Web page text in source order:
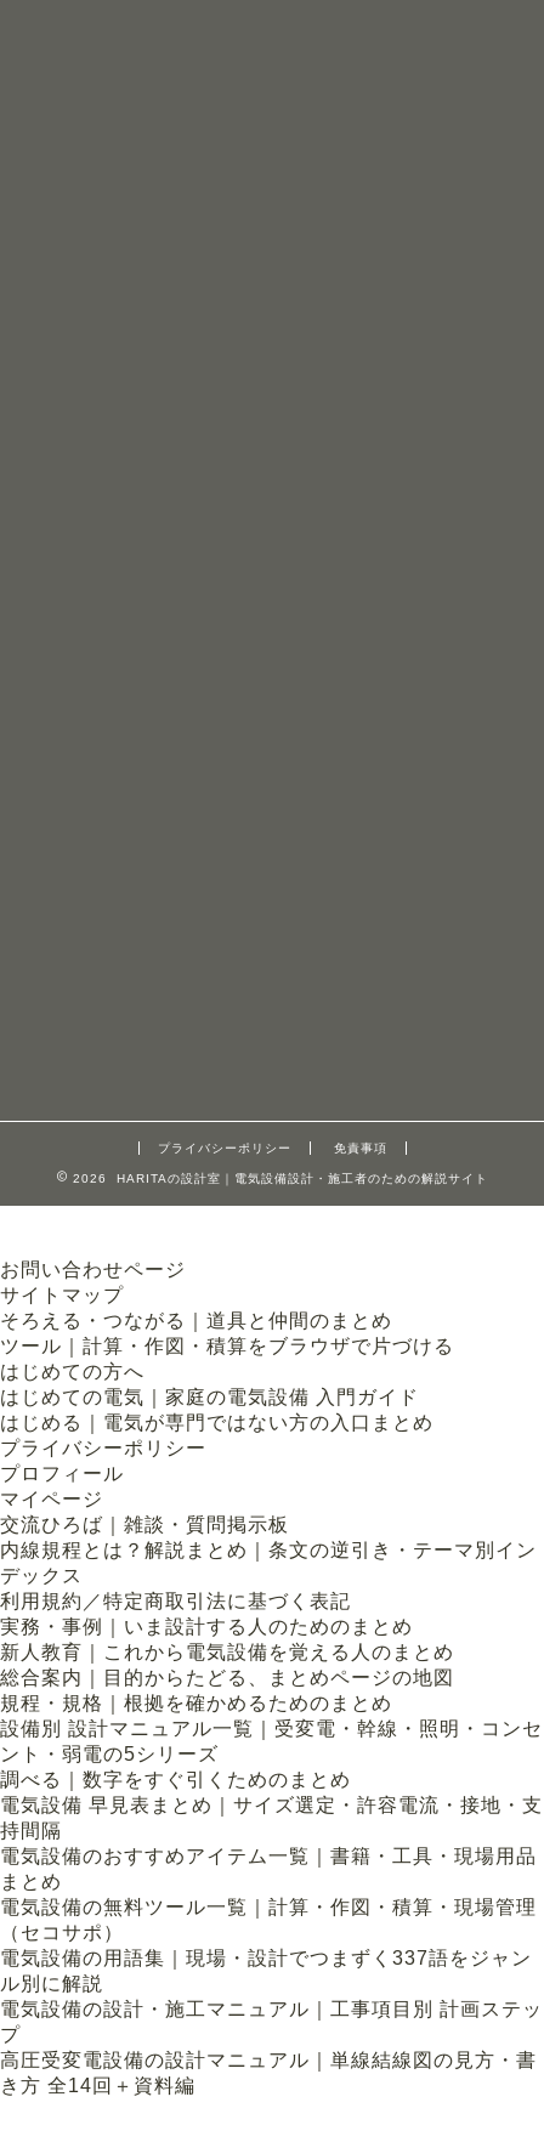
プライバシーポリシー 免責事項
2026 HARITAの設計室｜電気設備設計・施工者のための解説サイト
お問い合わせページ
サイトマップ
そろえる・つながる｜道具と仲間のまとめ
ツール｜計算・作図・積算をブラウザで片づける
はじめての方へ
はじめての電気｜家庭の電気設備 入門ガイド
はじめる｜電気が専門ではない方の入口まとめ
プライバシーポリシー
プロフィール
マイページ
交流ひろば｜雑談・質問掲示板
内線規程とは？解説まとめ｜条文の逆引き・テーマ別イン
デックス
利用規約／特定商取引法に基づく表記
実務・事例｜いま設計する人のためのまとめ
新人教育｜これから電気設備を覚える人のまとめ
総合案内｜目的からたどる、まとめページの地図
規程・規格｜根拠を確かめるためのまとめ
設備別 設計マニュアル一覧｜受変電・幹線・照明・コンセ
ント・弱電の5シリーズ
調べる｜数字をすぐ引くためのまとめ
電気設備 早見表まとめ｜サイズ選定・許容電流・接地・支
持間隔
電気設備のおすすめアイテム一覧｜書籍・工具・現場用品
まとめ
電気設備の無料ツール一覧｜計算・作図・積算・現場管理
（セコサポ）
電気設備の用語集｜現場・設計でつまずく337語をジャン
ル別に解説
電気設備の設計・施工マニュアル｜工事項目別 計画ステッ
プ
高圧受変電設備の設計マニュアル｜単線結線図の見方・書
き方 全14回＋資料編